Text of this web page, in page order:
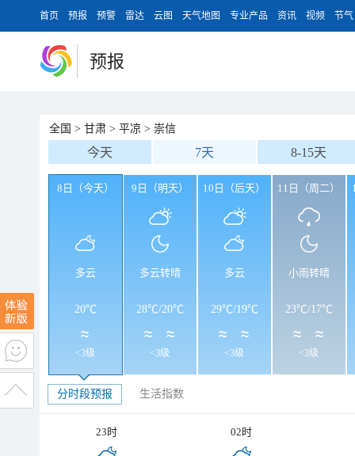
首页 预报 预警 雷达 云图 天气地图 专业产品 资讯 视频 节气
预报
全国 > 甘肃 > 平凉 > 崇信
今天 7天 8-15天
8日（今天）
多云
20℃
<3级
9日（明天）
多云转晴
28℃/20℃
<3级
10日（后天）
多云
29℃/19℃
<3级
11日（周二）
小雨转晴
23℃/17℃
<3级
分时段预报 生活指数
23时 02时